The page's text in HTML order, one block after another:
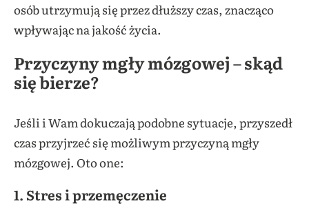
osób utrzymują się przez dłuższy czas, znacząco
wpływając na jakość życia.
Przyczyny mgły mózgowej – skąd
się bierze?
Jeśli i Wam dokuczają podobne sytuacje, przyszedł
czas przyjrzeć się możliwym przyczyną mgły
mózgowej. Oto one:
1. Stres i przemęczenie